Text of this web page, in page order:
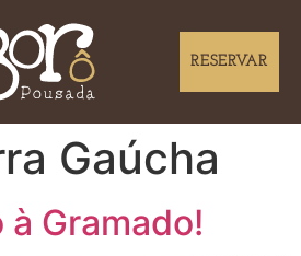
RESERVAR
Gaúcha
Gramado!